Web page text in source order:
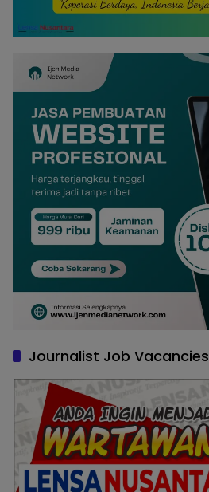
Journalist Job Vacancies